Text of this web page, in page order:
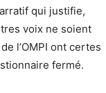
qui justifie,
voix ne soient
l’OMPI ont certes
fermé.